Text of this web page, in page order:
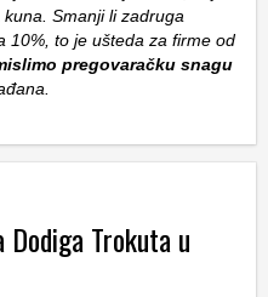
Smanji li zadruga
10%, to je ušteda za firme od
pregovaračku snagu
Trokuta u